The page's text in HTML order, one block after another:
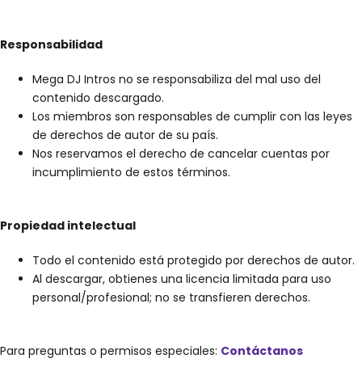
Responsabilidad
Mega DJ Intros no se responsabiliza del mal uso del
contenido descargado.
Los miembros son responsables de cumplir con las leyes
de derechos de autor de su país.
Nos reservamos el derecho de cancelar cuentas por
incumplimiento de estos términos.
Propiedad intelectual
Todo el contenido está protegido por derechos de autor.
Al descargar, obtienes una licencia limitada para uso
personal/profesional; no se transfieren derechos.
Para preguntas o permisos especiales: Contáctanos